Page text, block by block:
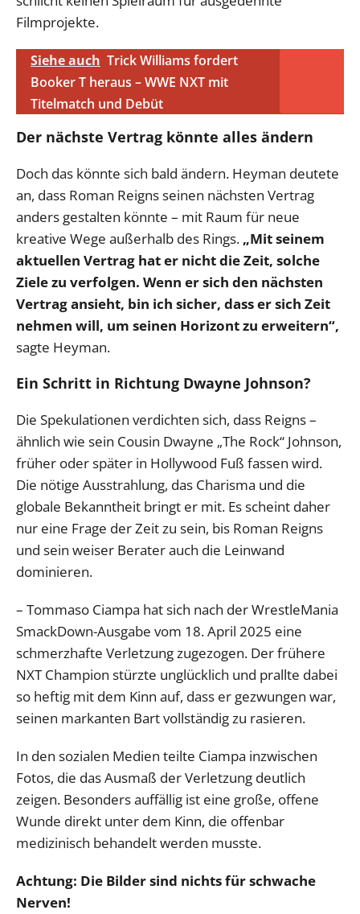
Filmprojekte.
Siehe auch Trick Williams fordert
Booker T heraus – WWE NXT mit
Titelmatch und Debüt
Der nächste Vertrag könnte alles ändern
Doch das könnte sich bald ändern. Heyman deutete
an, dass Roman Reigns seinen nächsten Vertrag
anders gestalten könnte – mit Raum für neue
kreative Wege außerhalb des Rings. „Mit seinem
aktuellen Vertrag hat er nicht die Zeit, solche
Ziele zu verfolgen. Wenn er sich den nächsten
Vertrag ansieht, bin ich sicher, dass er sich Zeit
nehmen will, um seinen Horizont zu erweitern“,
sagte Heyman.
Ein Schritt in Richtung Dwayne Johnson?
Die Spekulationen verdichten sich, dass Reigns –
ähnlich wie sein Cousin Dwayne „The Rock“ Johnson,
früher oder später in Hollywood Fuß fassen wird.
Die nötige Ausstrahlung, das Charisma und die
globale Bekanntheit bringt er mit. Es scheint daher
nur eine Frage der Zeit zu sein, bis Roman Reigns
und sein weiser Berater auch die Leinwand
dominieren.
– Tommaso Ciampa hat sich nach der WrestleMania
SmackDown-Ausgabe vom 18. April 2025 eine
schmerzhafte Verletzung zugezogen. Der frühere
NXT Champion stürzte unglücklich und prallte dabei
so heftig mit dem Kinn auf, dass er gezwungen war,
seinen markanten Bart vollständig zu rasieren.
In den sozialen Medien teilte Ciampa inzwischen
Fotos, die das Ausmaß der Verletzung deutlich
zeigen. Besonders auffällig ist eine große, offene
Wunde direkt unter dem Kinn, die offenbar
medizinisch behandelt werden musste.
Achtung: Die Bilder sind nichts für schwache
Nerven!